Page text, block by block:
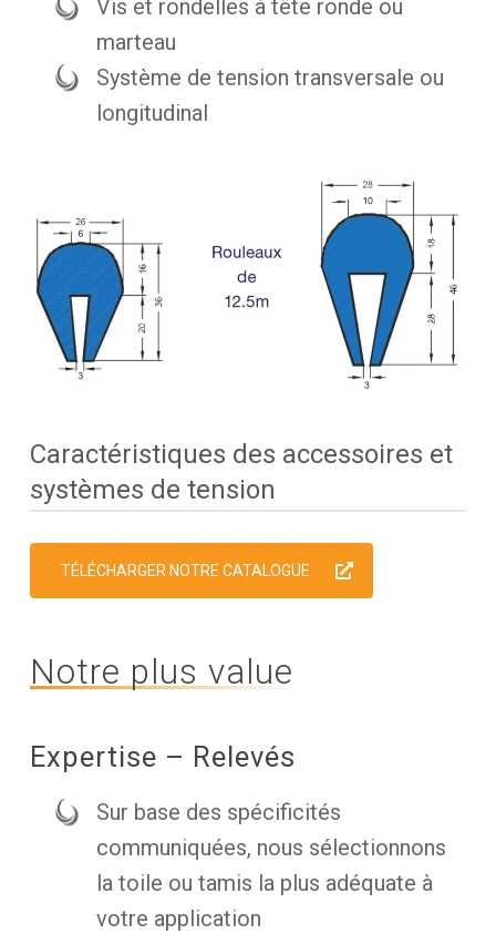
Vis et rondelles à tête ronde ou
marteau
Système de tension transversale ou
longitudinal
Caractéristiques des accessoires et
systèmes de tension
TÉLÉCHARGER NOTRE CATALOGUE
Notre plus value
Expertise – Relevés
Sur base des spécificités
communiquées, nous sélectionnons
la toile ou tamis la plus adéquate à
votre application